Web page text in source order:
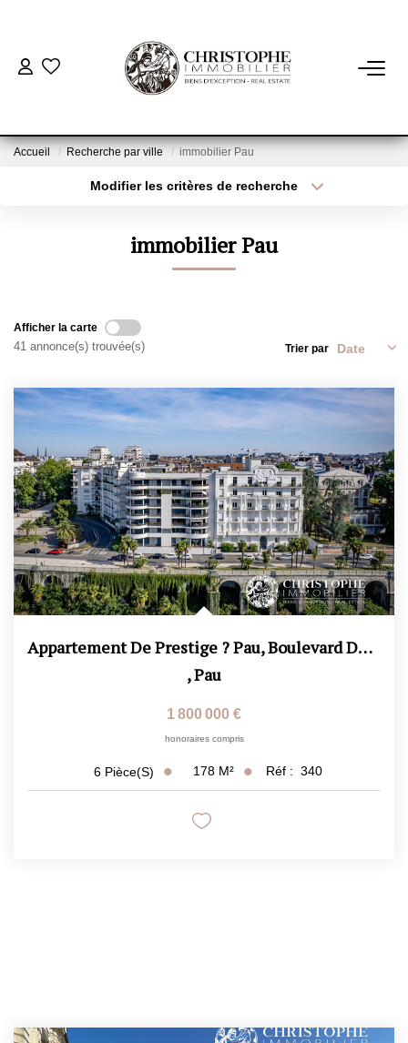
ACHETER
BIENS VENDUS
NOTRE AGENCE
Nos Actualités
CONTACT
ESTIMATION
Accueil Recherche par ville immobilier Pau
Modifier les critères de recherche
immobilier Pau
Afficher la carte
41 annonce(s) trouvée(s) Trier par
Appartement De Prestige ? Pau, Boulevard Des Pyrénées...
,Pau
1 800 000 €
honoraires compris
6 Pièce(s) 178 M² Réf : 340